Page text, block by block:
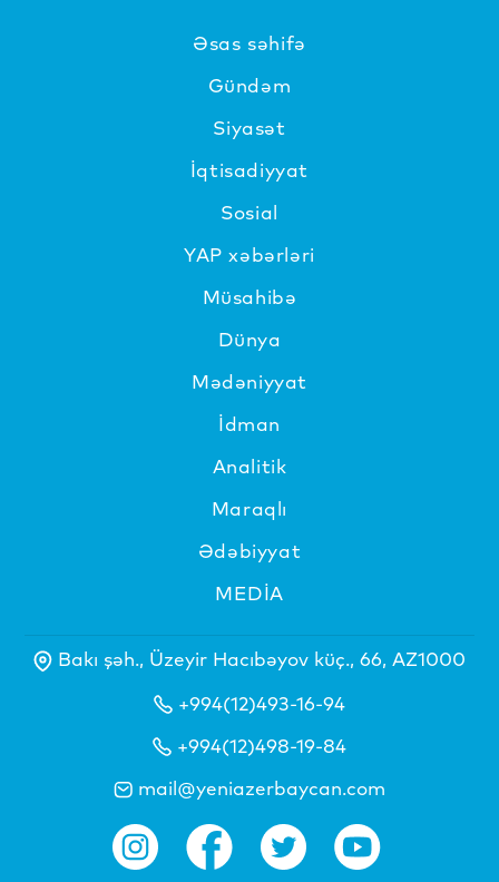
Əsas səhifə
Gündəm
Siyasət
İqtisadiyyat
Sosial
YAP xəbərləri
Müsahibə
Dünya
Mədəniyyat
İdman
Analitik
Maraqlı
Ədəbiyyat
MEDİA
Bakı şəh., Üzeyir Hacıbəyov küç., 66, AZ1000
+994(12)493-16-94
+994(12)498-19-84
mail@yeniazerbaycan.com